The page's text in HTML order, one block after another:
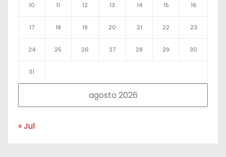
agosto 2026
10 11 12 13 14 15 16
17 18 19 20 21 22 23
24 25 26 27 28 29 30
31
« Jul